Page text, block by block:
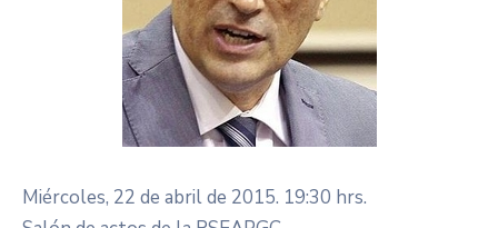
Miércoles, 22 de abril de 2015. 19:30 hrs.